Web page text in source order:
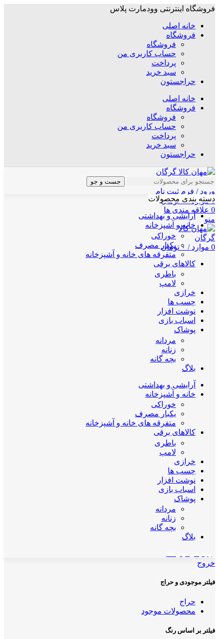
فروشگاه اینترنتی وودمارت پلاس
خانه اصلی
فروشگاه
فروشگاه
حساب کاربری من
پرداخت
سبد خرید
حراجستون
خانه اصلی
فروشگاه
فروشگاه
حساب کاربری من
پرداخت
سبد خرید
حراجستون
جست و جو
ورود / فرم ثبت نام
0 موارد / ۰ تومان
0 علاقه مندی ها
منو
0 موارد / ۰ تومان
دسته بندی محصولات
آرایشی و بهداشتی
خانه و آشپزخانه
خوراکی
یکبار مصرف
متفرقه های خانه و آشپزخانه
کالاهای برقی
باطری
لامپ
خرازی
چسب ها
نوشت افزار
اسباب بازی
پوشاک
مردانه
زنانه
بچه گانه
بلاگ
آرایشی و بهداشتی
خانه و آشپزخانه
خوراکی
یکبار مصرف
متفرقه های خانه و آشپزخانه
کالاهای برقی
باطری
لامپ
خرازی
چسب ها
نوشت افزار
اسباب بازی
پوشاک
مردانه
زنانه
بچه گانه
بلاگ
خروج
فیلتر موجودی و حراج
حراج
محصولات موجود
فیلتر بر اساس رنگ